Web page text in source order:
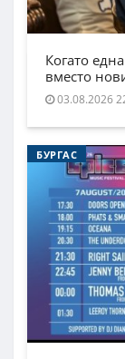
Когато
вместо
03.08.2026
БУРГАС